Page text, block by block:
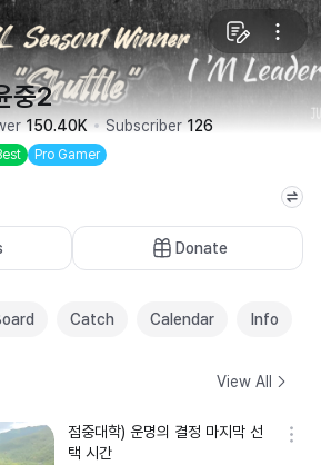
중2
150.40K Subscriber 126
Pro Gamer
Donate
Catch Calendar Info
View All
점중대학) 운명의 결정 마지막 선
택 시간